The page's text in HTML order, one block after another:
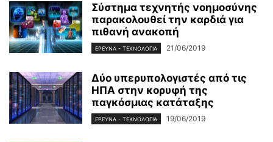
Σύστημα τεχνητής νοημοσύνης
παρακολουθεί την καρδιά για
πιθανή ανακοπή
ΈΡΕΥΝΑ - ΤΕΧΝΟΛΟΓΊΑ 21/06/2019
Δύο υπερυπολογιστές από τις
ΗΠΑ στην κορυφή της
παγκόσμιας κατάταξης
ΈΡΕΥΝΑ - ΤΕΧΝΟΛΟΓΊΑ 19/06/2019